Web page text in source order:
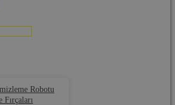
Robotu
Fırçaları